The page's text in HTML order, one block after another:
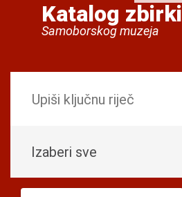
Katalog zbirki
Samoborskog muzeja
Izaberi sve